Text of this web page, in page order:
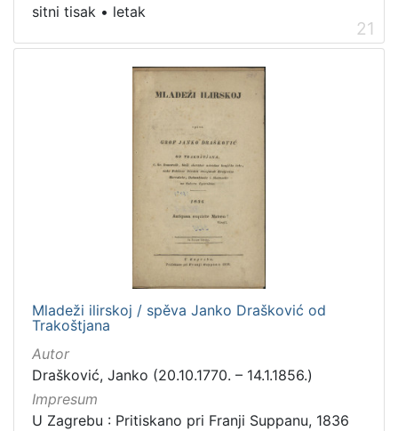
sitni tisak • letak
21
Mladeži ilirskoj / spěva Janko Drašković od
Trakoštjana
Autor
Drašković, Janko (20.10.1770. – 14.1.1856.)
Impresum
U Zagrebu : Pritiskano pri Franji Suppanu, 1836